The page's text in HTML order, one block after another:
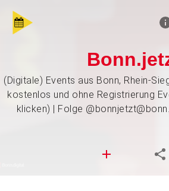
(Digitale) Events aus Bonn, Rhein-
kostenlos und ohne Registrierung
klicken) | Folge